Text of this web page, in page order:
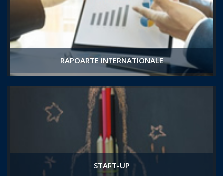
RAPOARTE INTERNATIONALE
START-UP